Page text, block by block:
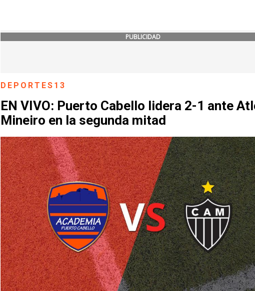
PUBLICIDAD
DEPORTES13
EN VIVO: Puerto Cabello lidera 2-1 ante
Mineiro en la segunda mitad